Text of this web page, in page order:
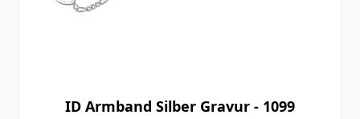
ID Armband Silber Gravur - 1099